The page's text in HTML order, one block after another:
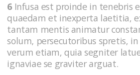
6 Infusa est proinde in tenebris
quaedam et inexperta laetitia,
tantam mentis animatur
solum, persecutoribus spretis,
verum etiam, quia segniter
ignaviae se graviter arguat.